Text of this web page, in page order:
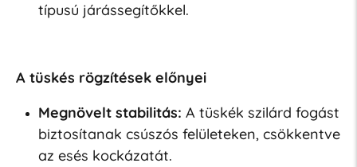
típusú járássegítőkkel.
A tüskés rögzítések előnyei
Megnövelt stabilitás: A tüskék szilárd fogást
biztosítanak csúszós felületeken, csökkentve
az esés kockázatát.